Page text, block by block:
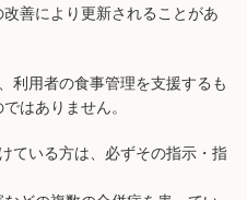
善により更新されることがあ
利用者の食事管理を支援するも
はありません。
ている方は、必ずその指示・指